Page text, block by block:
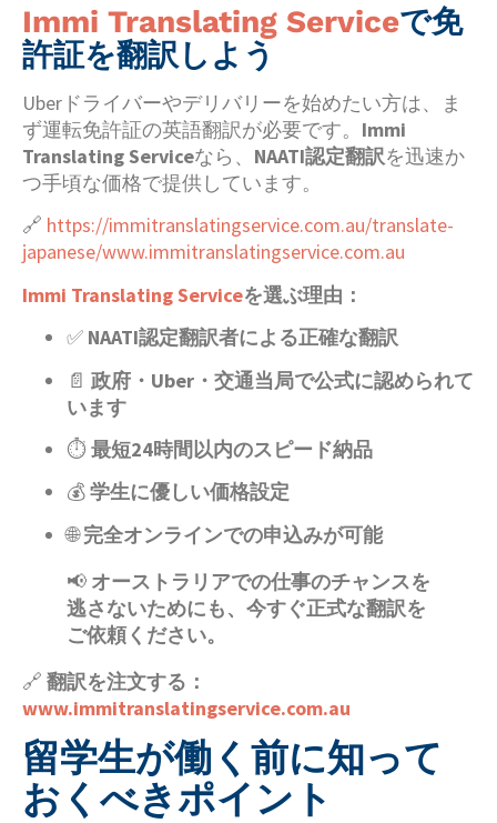
Immi Translating Serviceで免
許証を翻訳しよう
Uberドライバーやデリバリーを始めたい方は、ま
ず運転免許証の英語翻訳が必要です。 Immi
Translating Serviceなら、 NAATI認定翻訳を迅速か
つ手頃な価格で提供しています。
🔗 https://immitranslatingservice.com.au/translate-
japanese/www.immitranslatingservice.com.au
Immi Translating Serviceを選ぶ理由：
✅ NAATI認定翻訳者による正確な翻訳
📄 政府・Uber・交通当局で公式に認められて
います
⏱️ 最短24時間以内のスピード納品
💰学生に優しい価格設定
🌐完全オンラインでの申込みが可能
📢 オーストラリアでの仕事のチャンスを
逃さないためにも、今すぐ正式な翻訳を
ご依頼ください。
🔗 翻訳を注文する：
www.immitranslatingservice.com.au
留学生が働く前に知って
おくべきポイント